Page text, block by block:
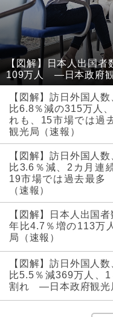
【図解】日本人出国
109万人 ―日本政府観
【図解】訪日外国人
比6.8％減の315万人
れも、15市場では
観光局（速報）
【図解】訪日外国人
比3.6％減、2カ月連
19市場では過去最
（速報）
【図解】日本人出国
年比4.7％増の113
局（速報）
【図解】訪日外国人
比5.5％減369万人、
割れ ―日本政府観光